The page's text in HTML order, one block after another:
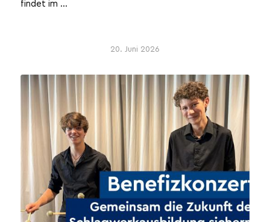
findet im ...
20. Juni 2026